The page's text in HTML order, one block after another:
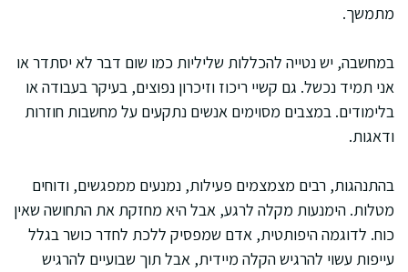
מתמשך.
במחשבה, יש נטייה להכללות שליליות כמו שום דבר לא יסתדר או
אני תמיד נכשל. גם קשיי ריכוז וזיכרון נפוצים, בעיקר בעבודה או
בלימודים. במצבים מסוימים אנשים נתקעים על מחשבות חוזרות
ודאגות.
בהתנהגות, רבים מצמצמים פעילות, נמנעים ממפגשים, ודוחים
מטלות. הימנעות מקלה לרגע, אבל היא מחזקת את התחושה שאין
כוח. לדוגמה היפותטית, אדם שמפסיק ללכת לחדר כושר בגלל
עייפות עשוי להרגיש הקלה מיידית, אבל תוך שבועיים להרגיש